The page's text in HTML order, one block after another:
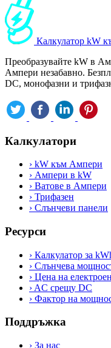
Калкулатор kW
Преобразувайте kW в
Ампери незабавно.
DC, монофазни и
Калкулатори
› kW към Ампери
› Ампери в kW
› Ватове в Ампери
› Трифазен
› Слънчеви панели
Ресурси
› Калкулатор за
› Слънчева
› Цена на
› AC срещу DC
› Фактор на
Поддръжка
› За нас